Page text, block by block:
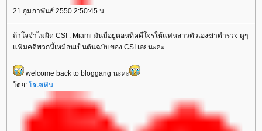
21 กุมภาพันธ์ 2550 2:50:45 น.
ถ้าโจจำไม่ผิด CSI : Miami มันมีอยู่ตอนที่คดีโจรให้แฟนสาวตัวเองฆ่าตำรวจ ดูๆ
แฟ้มคดีพวกนี้เหมือนเป็นต้นฉบับของ CSI เลยนะคะ
welcome back to bloggang นะคะ
โดย: โจเซฟิน